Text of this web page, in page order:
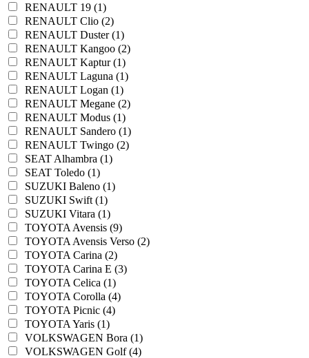
RENAULT 19 (1)
RENAULT Clio (2)
RENAULT Duster (1)
RENAULT Kangoo (2)
RENAULT Kaptur (1)
RENAULT Laguna (1)
RENAULT Logan (1)
RENAULT Megane (2)
RENAULT Modus (1)
RENAULT Sandero (1)
RENAULT Twingo (2)
SEAT Alhambra (1)
SEAT Toledo (1)
SUZUKI Baleno (1)
SUZUKI Swift (1)
SUZUKI Vitara (1)
TOYOTA Avensis (9)
TOYOTA Avensis Verso (2)
TOYOTA Carina (2)
TOYOTA Carina E (3)
TOYOTA Celica (1)
TOYOTA Corolla (4)
TOYOTA Picnic (4)
TOYOTA Yaris (1)
VOLKSWAGEN Bora (1)
VOLKSWAGEN Golf (4)